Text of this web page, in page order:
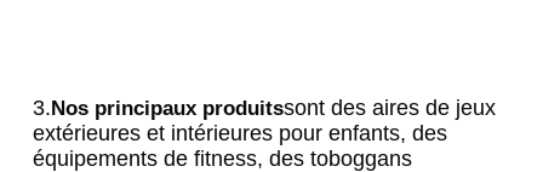
3. Nos principaux produitssont des aires de jeux
extérieures et intérieures pour enfants, des
équipements de fitness, des toboggans